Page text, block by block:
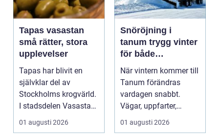
Tapas vasastan
små rätter, stora
upplevelser
Tapas har blivit en
självklar del av
Stockholms krogvärld.
I stadsdelen Vasastan
har utvecklingen gå...
01 augusti 2026
Snöröjning i
tanum trygg vinter
för både
privatpersoner och
företag
När vintern kommer till
Tanum förändras
vardagen snabbt.
Vägar, uppfarter,
parkeringar och
gångvägar...
01 augusti 2026